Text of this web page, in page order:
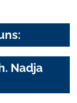
Nadja